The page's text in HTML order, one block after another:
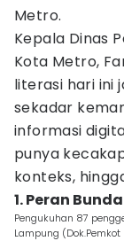
Metro.
Kepala Dinas
Kota Metro,
literasi hari ini
sekadar
informasi
punya
konteks,
1. Peran
Pengukuhan 87
Lampung (Dok.Pemkot